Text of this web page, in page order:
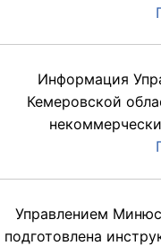
Информация
Кемеровской
Управлением
подготовлена